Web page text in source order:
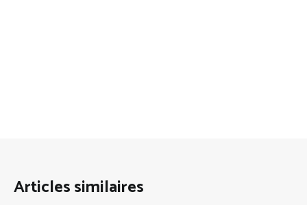
Articles similaires